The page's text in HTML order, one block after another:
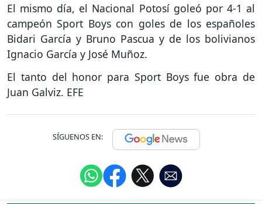
El mismo día, el Nacional Potosí goleó por 4-1 al
campeón Sport Boys con goles de los españoles
Bidari García y Bruno Pascua y de los bolivianos
Ignacio García y José Muñoz.
El tanto del honor para Sport Boys fue obra de
Juan Galviz. EFE
SÍGUENOS EN: